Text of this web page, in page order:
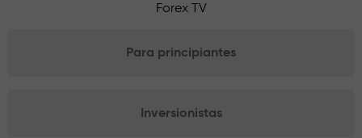
Forex TV
Para principiantes
Inversionistas